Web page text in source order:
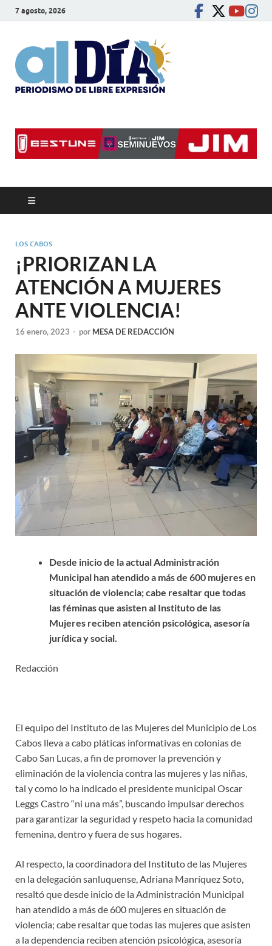
7 agosto, 2026
LOS CABOS
¡PRIORIZAN LA
ATENCIÓN A MUJERES
ANTE VIOLENCIA!
16 enero, 2023 - por MESA DE REDACCIÓN
Desde inicio de la actual Administración
Municipal han atendido a más de 600 mujeres en
situación de violencia; cabe resaltar que todas
las féminas que asisten al Instituto de las
Mujeres reciben atención psicológica, asesoría
jurídica y social.
Redacción
El equipo del Instituto de las Mujeres del Municipio de Los
Cabos lleva a cabo pláticas informativas en colonias de
Cabo San Lucas, a fin de promover la prevención y
eliminación de la violencia contra las mujeres y las niñas,
tal y como lo ha indicado el presidente municipal Oscar
Leggs Castro “ni una más”, buscando impulsar derechos
para garantizar la seguridad y respeto hacia la comunidad
femenina, dentro y fuera de sus hogares.
Al respecto, la coordinadora del Instituto de las Mujeres
en la delegación sanluquense, Adriana Manríquez Soto,
resaltó que desde inicio de la Administración Municipal
han atendido a más de 600 mujeres en situación de
violencia; cabe resaltar que todas las mujeres que asisten
a la dependencia reciben atención psicológica, asesoría